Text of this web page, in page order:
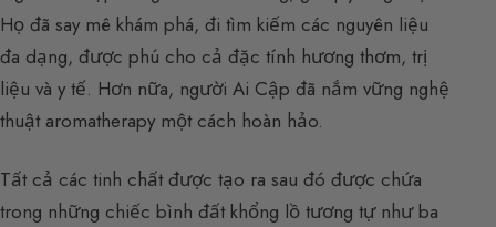
Họ đã say mê khám phá, đi tìm kiếm các nguyên liệu
đa dạng, được phú cho cả đặc tính hương thơm, trị
liệu và y tế. Hơn nữa, người Ai Cập đã nắm vững nghệ
thuật aromatherapy một cách hoàn hảo.
Tất cả các tinh chất được tạo ra sau đó được chứa
trong những chiếc bình đất khổng lồ tương tự như ba